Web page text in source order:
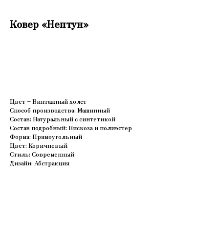
Ковер «Нептун»
Цвет – Винтажный холст
Способ производства: Машинный
Состав: Натуральный с синтетикой
Состав подробный: Вискоза и полиэстер
Форма: Прямоугольный
Цвет: Коричневый
Стиль: Современный
Дизайн: Абстракция